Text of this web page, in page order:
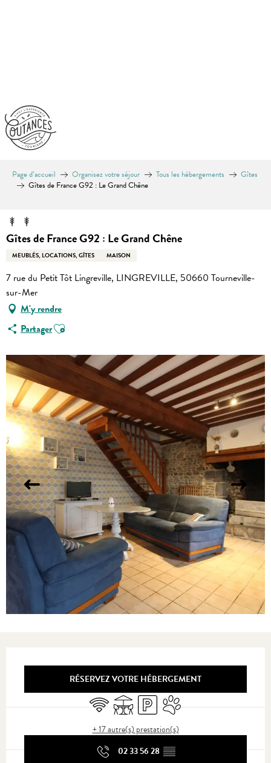
Page d’accueil Organisez votre séjour Tous les hébergements
Gîtes
Gîtes de France G92 : Le Grand Chêne
Gîtes de France G92 : Le Grand Chêne
MEUBLÉS, LOCATIONS, GÎTES MAISON
7 rue du Petit Tôt Lingreville, LINGREVILLE, 50660 Tourneville-
sur-Mer
M'y rendre
PartagerAjouter aux favoris
RÉSERVEZ VOTRE HÉBERGEMENT
WiFi TerrasseParkingAnimaux acceptés
+ 17 autre(s) prestation(s)
02 33 56 28 ▒▒